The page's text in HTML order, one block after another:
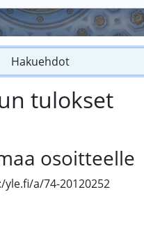
Hakuehdot
tulokset
osoitteelle
yle.fi/a/74-20120252